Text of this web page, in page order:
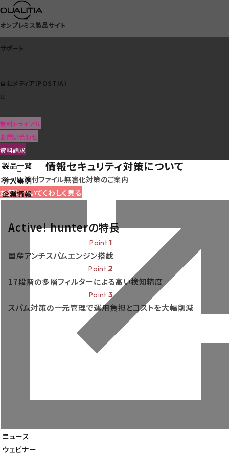
オンプレミス製品サイト
サポート
自社メディア（POSTIA）
無料トライアル
お問い合わせ
資料請求
製品一覧
導入事例
企業情報
ニュース
ウェビナー
自社メディア（POSTIA）
クラウドサービス一覧
導入事例
企業情報
にも威力を発揮するアンチスパム
情報セキュリティ対策について
メール・添付ファイル無害化対策のご案内
対策についてくわしく見る
Active! hunterの特長
Point 1
国産アンチスパムエンジン搭載
Point 2
17段階の多層フィルターによる高い検知精度
Point 3
スパム対策の一元管理で運用負担とコストを大幅削減